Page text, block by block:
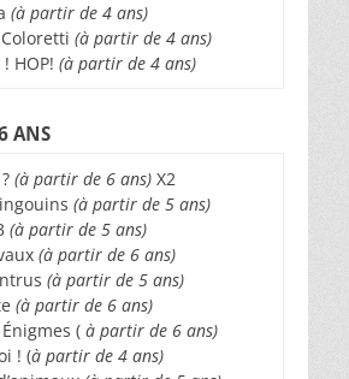
(à partir de 4 ans)
(à partir de 4 ans)
HOP! (à partir de 4 ans)
ANS
(à partir de 6 ans) X2
(à partir de 5 ans)
(à partir de 5 ans)
(à partir de 6 ans)
(à partir de 5 ans)
(à partir de 6 ans)
(à partir de 6 ans)
! (à partir de 4 ans)